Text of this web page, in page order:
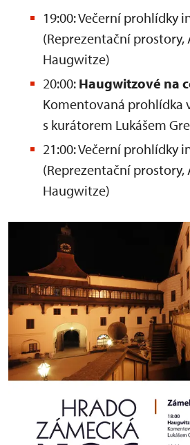
19:00: Večerní prohlídky
(Reprezentační
Haugwitze)
20:00: Haugwitzové na
Komentovaná prohlídka
s kurátorem Lukášem
21:00: Večerní prohlídky
(Reprezentační
Haugwitze)